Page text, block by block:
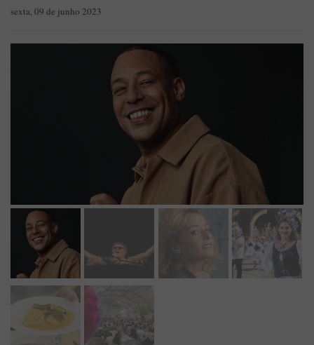
sexta, 09 de junho 2023